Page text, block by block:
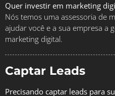
Quer investir em marketing
Nós temos uma assessoria de
ajudar você e a sua empresa a
marketing digital.
Captar Leads
Precisando captar leads para